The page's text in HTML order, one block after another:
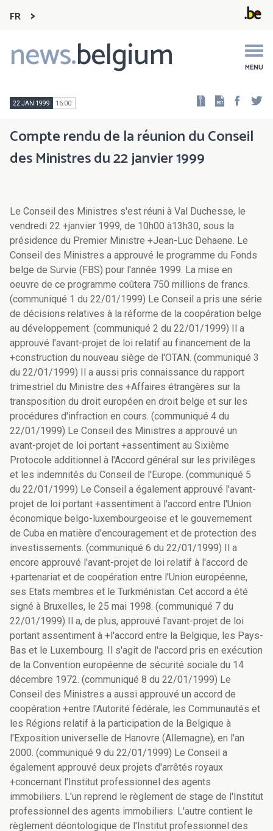
FR
news.belgium MENU
Main
navigation
22 JAN 1999 16:00
Compte rendu de la réunion du Conseil
des Ministres du 22 janvier 1999
Le Conseil des Ministres s'est réuni à Val Duchesse, le
vendredi 22 +janvier 1999, de 10h00 à13h30, sous la
présidence du Premier Ministre +Jean-Luc Dehaene. Le
Conseil des Ministres a approuvé le programme du Fonds
belge de Survie (FBS) pour l'année 1999. La mise en
oeuvre de ce programme coûtera 750 millions de francs.
(communiqué 1 du 22/01/1999) Le Conseil a pris une série
de décisions relatives à la réforme de la coopération belge
au développement. (communiqué 2 du 22/01/1999) Il a
approuvé l'avant-projet de loi relatif au financement de la
+construction du nouveau siège de l'OTAN. (communiqué 3
du 22/01/1999) Il a aussi pris connaissance du rapport
trimestriel du Ministre des +Affaires étrangères sur la
transposition du droit européen en droit belge et sur les
procédures d'infraction en cours. (communiqué 4 du
22/01/1999) Le Conseil des Ministres a approuvé un
avant-projet de loi portant +assentiment au Sixième
Protocole additionnel à l'Accord général sur les privilèges
et les indemnités du Conseil de l'Europe. (communiqué 5
du 22/01/1999) Le Conseil a également approuvé l'avant-
projet de loi portant +assentiment à l'accord entre l'Union
économique belgo-luxembourgeoise et le gouvernement
de Cuba en matière d'encouragement et de protection des
investissements. (communiqué 6 du 22/01/1999) Il a
encore approuvé l'avant-projet de loi relatif à l'accord de
+partenariat et de coopération entre l'Union européenne,
ses Etats membres et le Turkménistan. Cet accord a été
signé à Bruxelles, le 25 mai 1998. (communiqué 7 du
22/01/1999) Il a, de plus, approuvé l'avant-projet de loi
portant assentiment à +l'accord entre la Belgique, les Pays-
Bas et le Luxembourg. Il s'agit de l'accord pris en exécution
de la Convention européenne de sécurité sociale du 14
décembre 1972. (communiqué 8 du 22/01/1999) Le
Conseil des Ministres a aussi approuvé un accord de
coopération +entre l'Autorité fédérale, les Communautés et
les Régions relatif à la participation de la Belgique à
l'Exposition universelle de Hanovre (Allemagne), en l'an
2000. (communiqué 9 du 22/01/1999) Le Conseil a
également approuvé deux projets d'arrêtés royaux
+concernant l'Institut professionnel des agents
immobiliers. L'un reprend le règlement de stage de l'Institut
professionnel des agents immobiliers. L'autre contient le
règlement déontologique de l'Institut professionnel des